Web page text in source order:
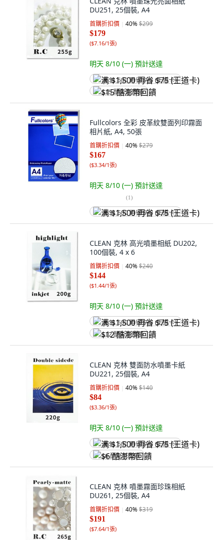
DU251, 25個裝, A4
首購折扣價 40%$299
$179
($7.16/1張)
明天 8/10 (一) 預計送達
满 $1,500 再省 $75 (王道卡)
$15 酷澎幣回饋
Fullcolors 全彩 皮革紋雙面列印霧面
相片紙, A4, 50張
首購折扣價 40%$279
$167
($3.34/1張)
明天 8/10 (一) 預計送達
(1)
满 $1,500 再省 $75 (王道卡)
CLEAN 克林 高光噴墨相紙 DU202,
100個裝, 4 x 6
首購折扣價 40%$240
$144
($1.44/1張)
明天 8/10 (一) 預計送達
满 $1,500 再省 $75 (王道卡)
$12 酷澎幣回饋
CLEAN 克林 雙面防水噴墨卡紙
DU221, 25個裝, A4
首購折扣價 40%$140
$84
($3.36/1張)
明天 8/10 (一) 預計送達
满 $1,500 再省 $75 (王道卡)
$6 酷澎幣回饋
CLEAN 克林 噴墨霧面珍珠相紙
DU261, 25個裝, A4
首購折扣價 40%$319
$191
($7.64/1張)